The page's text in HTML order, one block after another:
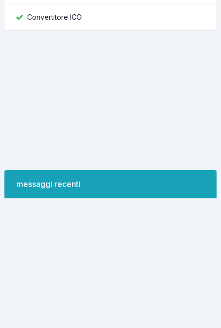
Convertitore ICO
messaggi recenti